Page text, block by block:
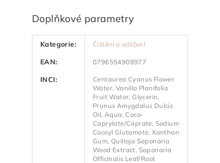
Doplňkové parametry
Kategorie: Čištění a odlíčení
EAN: 0796554908977
INCI:
Centaurea Cyanus Flower
Water, Vanilla Planifolia
Fruit Water, Glycerin,
Prunus Amygdalus Dulcis
Oil, Aqua, Coco-
Caprylate/Caprate, Sodium
Cocoyl Glutamate, Xanthan
Gum, Quillaja Saponaria
Wood Extract, Saponaria
Officinalis Leaf/Root